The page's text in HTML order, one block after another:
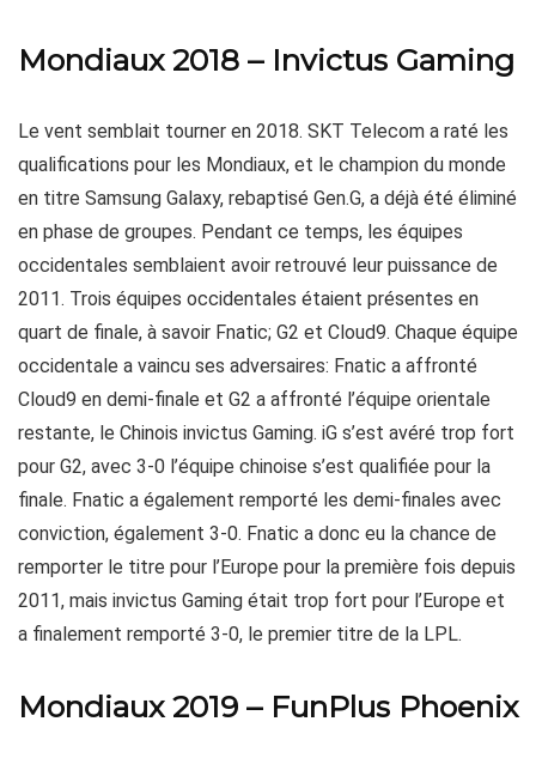
Mondiaux 2018 – Invictus Gaming
Le vent semblait tourner en 2018. SKT Telecom a raté les
qualifications pour les Mondiaux, et le champion du monde
en titre Samsung Galaxy, rebaptisé Gen.G, a déjà été éliminé
en phase de groupes. Pendant ce temps, les équipes
occidentales semblaient avoir retrouvé leur puissance de
2011. Trois équipes occidentales étaient présentes en
quart de finale, à savoir Fnatic; G2 et Cloud9. Chaque équipe
occidentale a vaincu ses adversaires: Fnatic a affronté
Cloud9 en demi-finale et G2 a affronté l’équipe orientale
restante, le Chinois invictus Gaming. iG s’est avéré trop fort
pour G2, avec 3-0 l’équipe chinoise s’est qualifiée pour la
finale. Fnatic a également remporté les demi-finales avec
conviction, également 3-0. Fnatic a donc eu la chance de
remporter le titre pour l’Europe pour la première fois depuis
2011, mais invictus Gaming était trop fort pour l’Europe et
a finalement remporté 3-0, le premier titre de la LPL.
Mondiaux 2019 – FunPlus Phoenix